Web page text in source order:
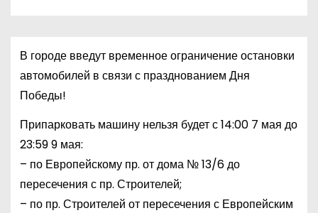
В городе введут временное ограничение остановки
автомобилей в связи с празднованием Дня
Победы!
Припарковать машину нельзя будет с 14:00 7 мая до
23:59 9 мая:
– по Европейскому пр. от дома № 13/6 до
пересечения с пр. Строителей;
– по пр. Строителей от пересечения с Европейским